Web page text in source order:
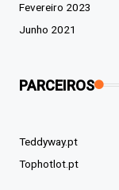
Fevereiro 2023
Junho 2021
PARCEIROS
Teddyway.pt
Tophotlot.pt